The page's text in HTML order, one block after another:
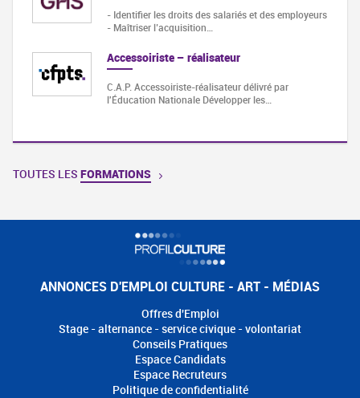
- Identifier les droits des salariés et des employeurs
- Maîtriser l’acquisition…
Accessoiriste – réalisateur
C.A.P. Accessoiriste-réalisateur délivré par
l'Éducation Nationale Développer les…
TOUTES LES FORMATIONS
ANNONCES D'EMPLOI CULTURE - ART - MÉDIAS
Offres d'Emploi
Stage - alternance - service civique - volontariat
Conseils Pratiques
Espace Candidats
Espace Recruteurs
Politique de confidentialité